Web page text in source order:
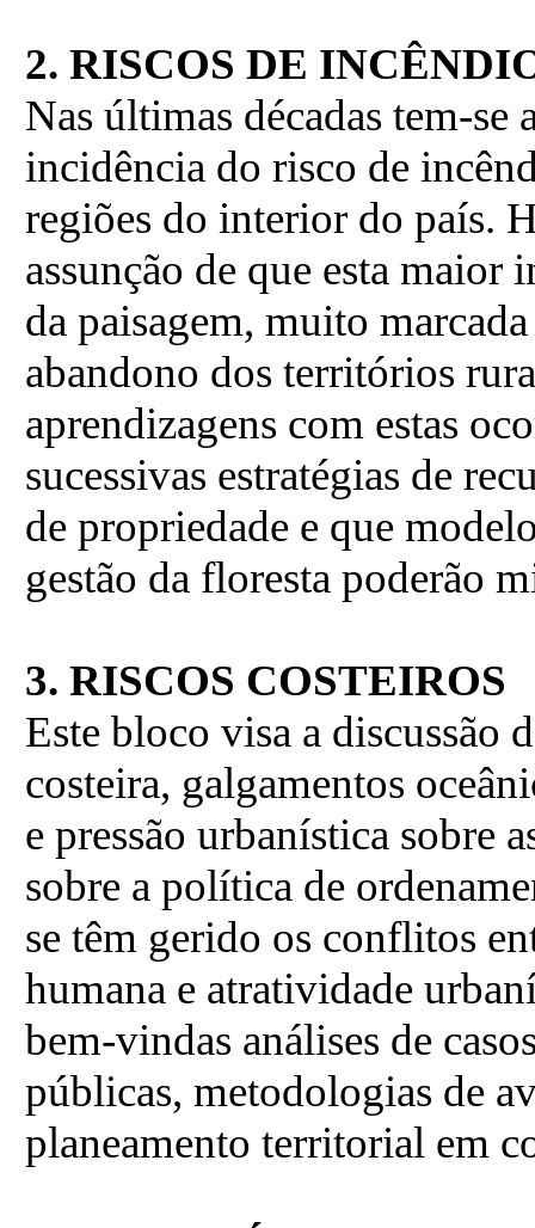
2. RISCOS DE
Nas últimas décadas tem-se
incidência do risco de
regiões do interior do país.
assunção de que esta maior
da paisagem, muito
abandono dos territórios
aprendizagens com estas
sucessivas estratégias de
de propriedade e que
gestão da floresta poderão
3. RISCOS COSTEIROS
Este bloco visa a discussão
costeira, galgamentos
e pressão urbanística sobre
sobre a política de
se têm gerido os conflitos
humana e atratividade
bem-vindas análises de
públicas, metodologias de
planeamento territorial em